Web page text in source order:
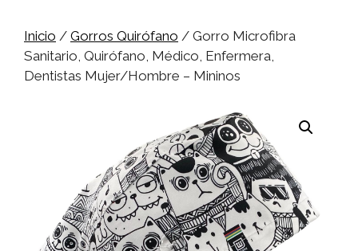
Inicio / Gorros Quirófano / Gorro Microfibra
Sanitario, Quirófano, Médico, Enfermera,
Dentistas Mujer/Hombre – Mininos